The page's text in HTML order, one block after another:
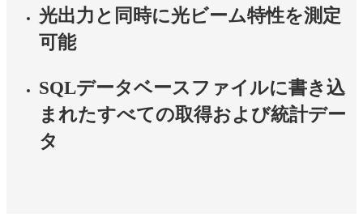
光出力と同時に光ビーム特性を測定
可能
SQLデータベースファイルに書き込
まれたすべての取得および統計デー
タ